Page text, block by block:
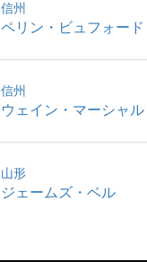
信州
ペリン・ビュフォード
信州
ウェイン・マーシャル
山形
ジェームズ・ベル